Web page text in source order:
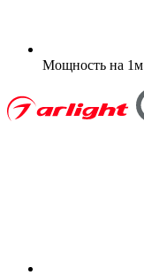
Мощность на 1м